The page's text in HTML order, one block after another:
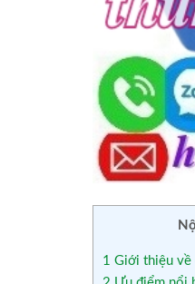
1 Giới thiệu về